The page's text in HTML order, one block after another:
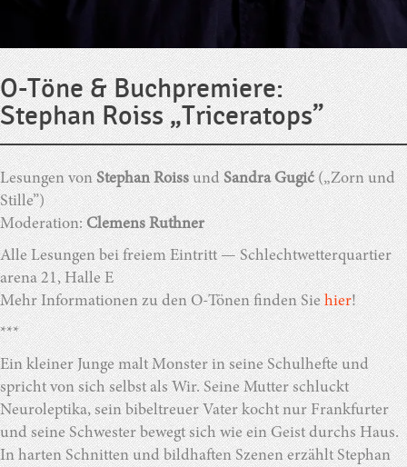
O-Töne & Buchpremiere:
Stephan Roiss „Triceratops”
Lesungen vonStephan RoissundSandra Gugić(„Zorn und
Stille”)
Moderation:Clemens Ruthner
Alle Lesungen bei freiem Eintritt — Schlechtwetterquartier
arena 21, Halle E
Mehr Informationen zu den O-Tönen finden Siehier!
***
Ein kleiner Junge malt Monster in seine Schulhefte und
spricht von sich selbst als Wir. Seine Mutter schluckt
Neuroleptika, sein bibeltreuer Vater kocht nur Frankfurter
und seine Schwester bewegt sich wie ein Geist durchs Haus.
In harten Schnitten und bildhaften Szenen erzählt Stephan